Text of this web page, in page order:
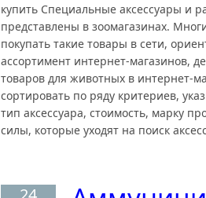
купить Специальные аксессуары и
представлены в зоомагазинах.
покупать такие товары в сети,
ассортимент интернет-магазинов,
товаров для животных в интернет-
сортировать по ряду критериев,
тип аксессуара, стоимость, марку
силы, которые уходят на поиск